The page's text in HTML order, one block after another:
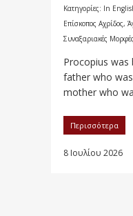
Κατηγορίες: In
Επίσκοπος Αχρίδος,
Συναξαριακές Μορφές
Procopius was
father who
mother who
Περισσότερα
8 Ιουλίου 2026